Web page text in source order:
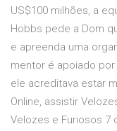
US$100 milhões, a
Hobbs pede a Dom
e apreenda uma
mentor é apoiado
ele acreditava estar
Online, assistir
Velozes e Furiosos 7